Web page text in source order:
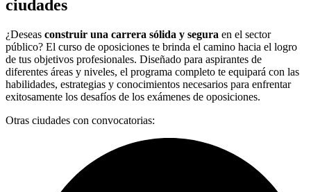
ciudades
¿Deseas construir una carrera sólida y segura en el sector
público? El curso de oposiciones te brinda el camino hacia el logro
de tus objetivos profesionales. Diseñado para aspirantes de
diferentes áreas y niveles, el programa completo te equipará con las
habilidades, estrategias y conocimientos necesarios para enfrentar
exitosamente los desafíos de los exámenes de oposiciones.
Otras ciudades con convocatorias: